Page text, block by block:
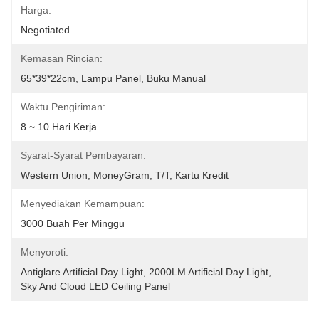
Harga:
Negotiated
Kemasan Rincian:
65*39*22cm, Lampu Panel, Buku Manual
Waktu Pengiriman:
8 ~ 10 Hari Kerja
Syarat-Syarat Pembayaran:
Western Union, MoneyGram, T/T, Kartu Kredit
Menyediakan Kemampuan:
3000 Buah Per Minggu
Menyoroti:
Antiglare Artificial Day Light 2000LM Artificial Day Light
Sky And Cloud LED Ceiling Panel